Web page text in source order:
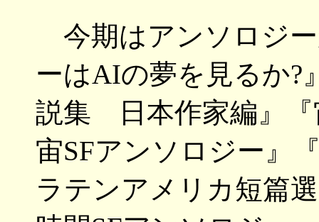
今期はアンソロジ
ーはAIの夢を見るか?
説集 日本作家編』
宙SFアンソロジー』
ラテンアメリカ短篇